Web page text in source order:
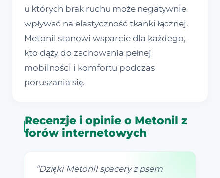
u których brak ruchu może negatywnie
wpływać na elastyczność tkanki łącznej.
Metonil stanowi wsparcie dla każdego,
kto dąży do zachowania pełnej
mobilności i komfortu podczas
poruszania się.
Recenzje i opinie o Metonil z
forów internetowych
“Dzięki Metonil spacery z psem